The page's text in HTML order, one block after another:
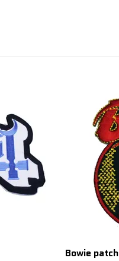
Bowie patch